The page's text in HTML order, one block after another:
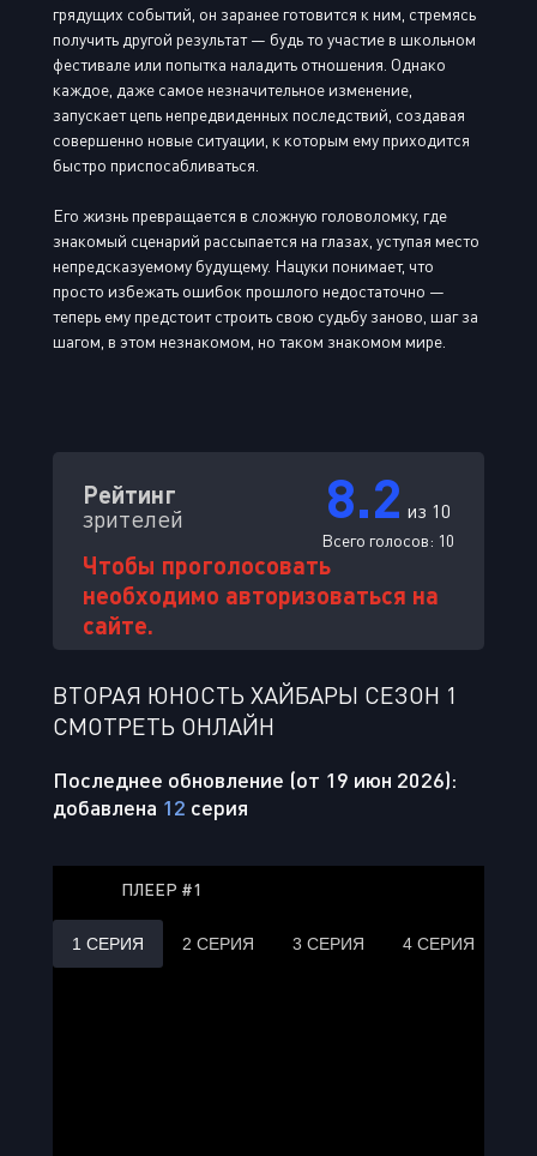
грядущих событий, он заранее готовится к ним, стремясь
получить другой результат — будь то участие в школьном
фестивале или попытка наладить отношения. Однако
каждое, даже самое незначительное изменение,
запускает цепь непредвиденных последствий, создавая
совершенно новые ситуации, к которым ему приходится
быстро приспосабливаться.
Его жизнь превращается в сложную головоломку, где
знакомый сценарий рассыпается на глазах, уступая место
непредсказуемому будущему. Нацуки понимает, что
просто избежать ошибок прошлого недостаточно —
теперь ему предстоит строить свою судьбу заново, шаг за
шагом, в этом незнакомом, но таком знакомом мире.
Рейтинг
зрителей 8.2 из 10
Всего голосов: 10
Чтобы проголосовать
необходимо авторизоваться на
сайте.
ВТОРАЯ ЮНОСТЬ ХАЙБАРЫ СЕЗОН 1
СМОТРЕТЬ ОНЛАЙН
Последнее обновление (от 19 июн 2026):
добавлена 12 серия
ПЛЕЕР #1